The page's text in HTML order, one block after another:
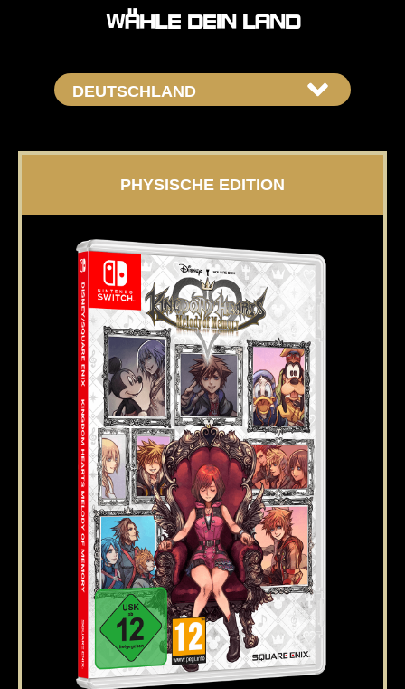
WÄHLE DEIN LAND
PHYSISCHE EDITION